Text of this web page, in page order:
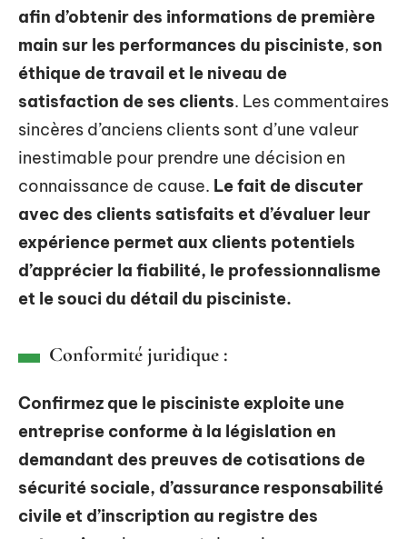
afin d’obtenir des informations de première
main sur les performances du pisciniste, son
éthique de travail et le niveau de
satisfaction de ses clients. Les commentaires
sincères d’anciens clients sont d’une valeur
inestimable pour prendre une décision en
connaissance de cause. Le fait de discuter
avec des clients satisfaits et d’évaluer leur
expérience permet aux clients potentiels
d’apprécier la fiabilité, le professionnalisme
et le souci du détail du pisciniste.
Conformité juridique :
Confirmez que le pisciniste exploite une
entreprise conforme à la législation en
demandant des preuves de cotisations de
sécurité sociale, d’assurance responsabilité
civile et d’inscription au registre des